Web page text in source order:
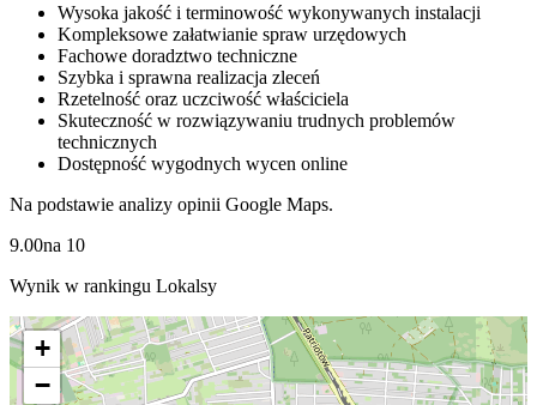
Wysoka jakość i terminowość wykonywanych instalacji
Kompleksowe załatwianie spraw urzędowych
Fachowe doradztwo techniczne
Szybka i sprawna realizacja zleceń
Rzetelność oraz uczciwość właściciela
Skuteczność w rozwiązywaniu trudnych problemów
technicznych
Dostępność wygodnych wycen online
Na podstawie analizy opinii Google Maps.
9.00na 10
Wynik w rankingu Lokalsy
+
−